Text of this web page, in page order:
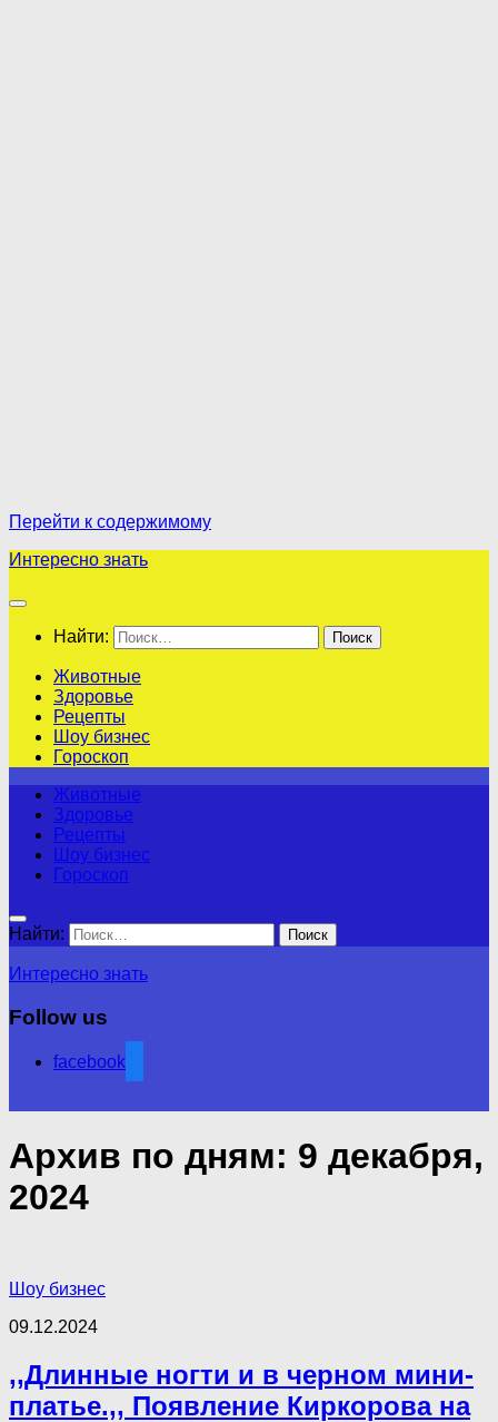
Перейти к содержимому
Интересно знать
Найти:
Животные
Здоровье
Рецепты
Шоу бизнес
Гороскоп
Животные
Здоровье
Рецепты
Шоу бизнес
Гороскоп
Найти:
Интересно знать
Follow us
facebook
Архив по дням: 9 декабря,
2024
Шоу бизнес
09.12.2024
,,Длинные ногти и в черном мини-
платье.,, Появление Киркорова на